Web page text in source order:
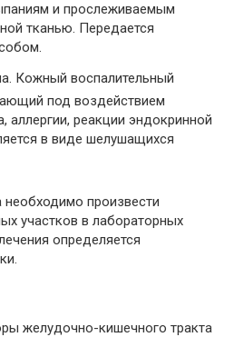
и прослеживаемым
тканью. Передается
Кожный воспалительный
под воздействием
аллергии, реакции эндокринной
в виде шелушащихся
необходимо произвести
участков в лабораторных
определяется
желудочно-кишечного тракта